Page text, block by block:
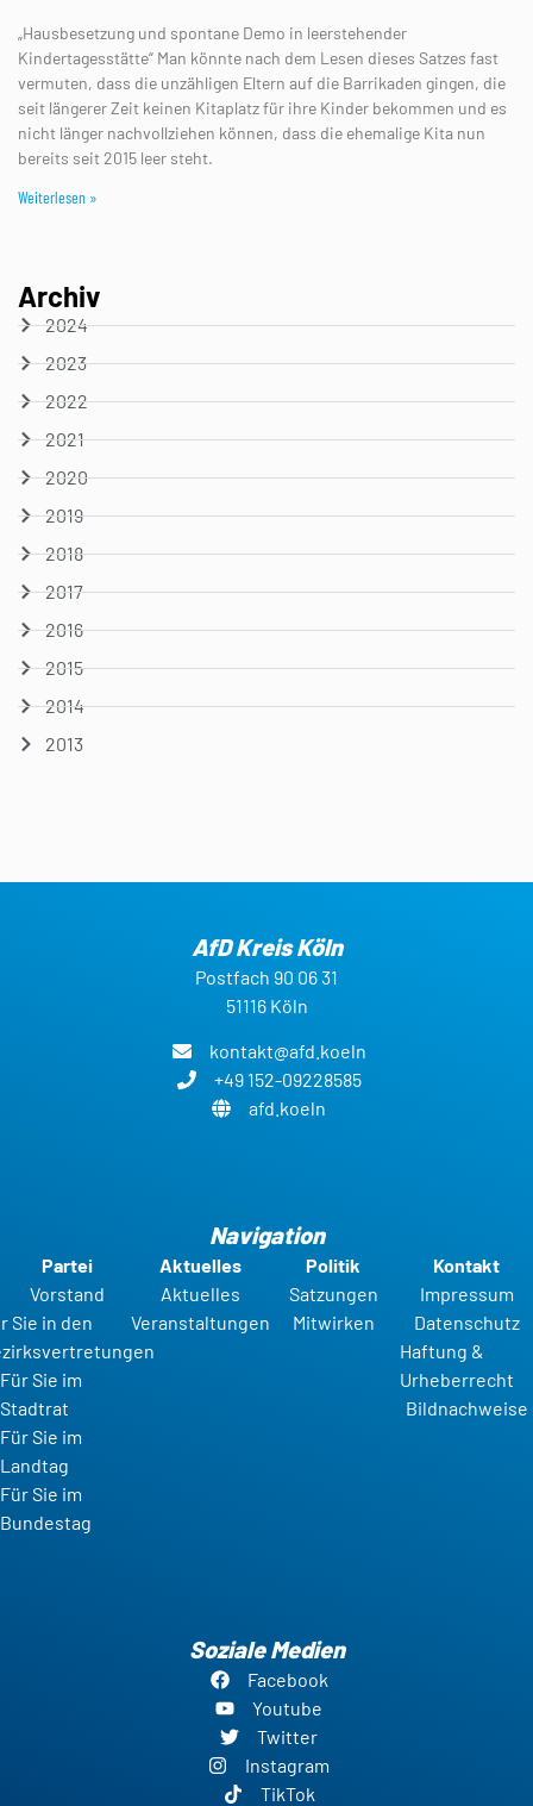
„Hausbesetzung und spontane Demo in leerstehender
Kindertagesstätte“ Man könnte nach dem Lesen dieses Satzes fast
vermuten, dass die unzähligen Eltern auf die Barrikaden gingen, die
seit längerer Zeit keinen Kitaplatz für ihre Kinder bekommen und es
nicht länger nachvollziehen können, dass die ehemalige Kita nun
bereits seit 2015 leer steht.
Weiterlesen »
Archiv
2024
2023
2022
2021
2020
2019
2018
2017
2016
2015
2014
2013
AfD Kreis Köln
Postfach 90 06 31
51116 Köln
kontakt@afd.koeln
+49 152-09228585
afd.koeln
Navigation
Partei
Vorstand
Sie in den
Für Sie im
Stadtrat
Für Sie im
Landtag
Für Sie im
Bundestag
Aktuelles
Aktuelles
Veranstaltungen
Politik
Satzungen
Mitwirken
Kontakt
Impressum
Datenschutz
Haftung &
Urheberrecht
Bildnachweise
Soziale Medien
Facebook
Youtube
Twitter
Instagram
TikTok